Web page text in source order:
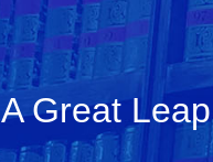
A Great